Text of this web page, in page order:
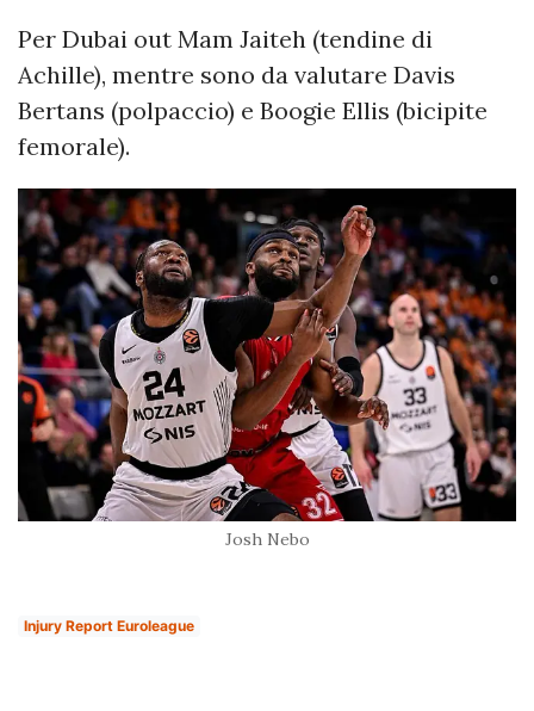
Per Dubai out Mam Jaiteh (tendine di
Achille), mentre sono da valutare Davis
Bertans (polpaccio) e Boogie Ellis (bicipite
femorale).
Josh Nebo
Injury Report Euroleague